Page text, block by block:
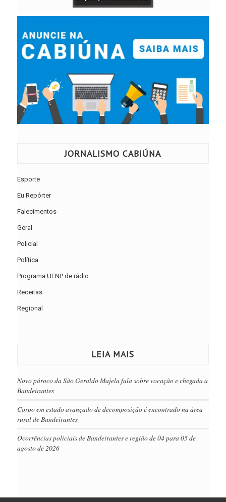
JORNALISMO CABIÚNA
Esporte
Eu Repórter
Falecimentos
Geral
Policial
Política
Programa UENP de rádio
Receitas
Regional
LEIA MAIS
Novo pároco da São Geraldo Majela fala sobre vocação e chegada a
Bandeirantes
Corpo em estado avançado de decomposição é encontrado na área
rural de Bandeirantes
Ocorrências policiais de Bandeirantes e região de 04 para 05 de
agosto de 2026